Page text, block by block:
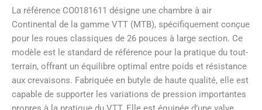
La référence CO0181611 désigne une chambre à air
Continental de la gamme VTT (MTB), spécifiquement conçue
pour les roues classiques de 26 pouces à large section. Ce
modèle est le standard de référence pour la pratique du tout-
terrain, offrant un équilibre optimal entre poids et résistance
aux crevaisons. Fabriquée en butyle de haute qualité, elle est
capable de supporter les variations de pression importantes